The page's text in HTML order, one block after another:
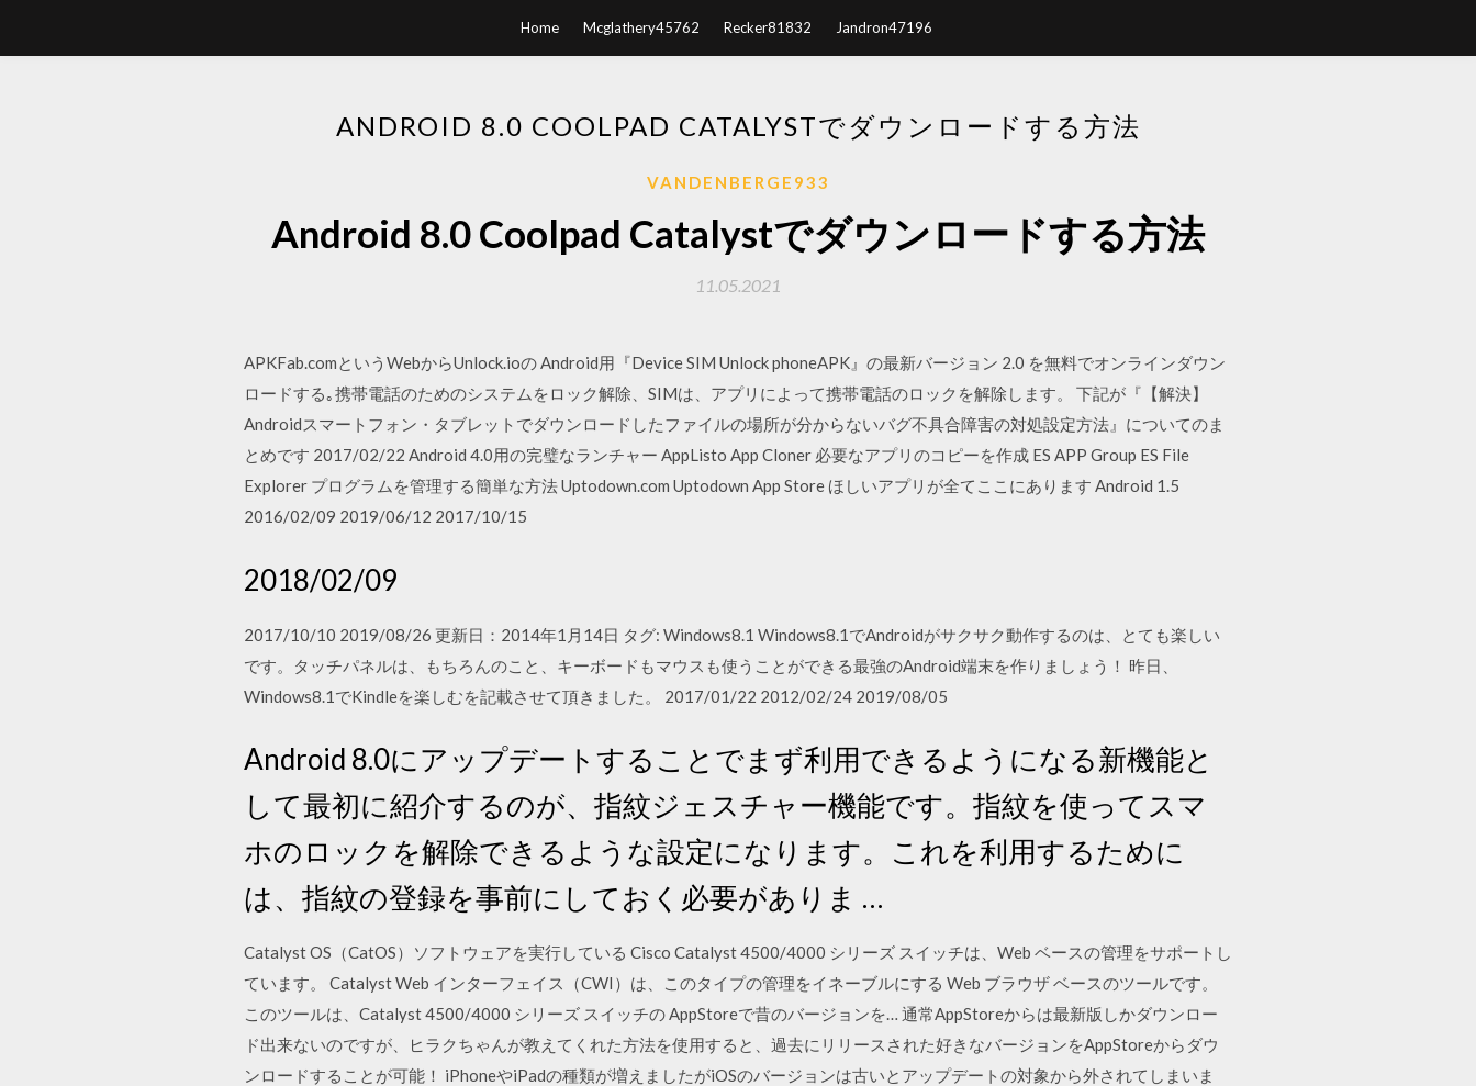
Home Mcglathery45762 Recker81832 Jandron47196
ANDROID 8.0 COOLPAD CATALYSTでダウンロードする方法
VANDENBERGE933
Android 8.0 Coolpad Catalystでダウンロードする方法
11.05.2021
APKFab.comというWebからUnlock.ioの Android用『Device SIM Unlock phoneAPK』の最新バージョン 2.0 を無料でオンラインダウン
ロードする｡携帯電話のためのシステムをロック解除、SIMは、アプリによって携帯電話のロックを解除します。 下記が『【解決】
Androidスマートフォン・タブレットでダウンロードしたファイルの場所が分からないバグ不具合障害の対処設定方法』についてのま
とめです 2017/02/22 Android 4.0用の完璧なランチャー AppListo App Cloner 必要なアプリのコピーを作成 ES APP Group ES File
Explorer プログラムを管理する簡単な方法 Uptodown.com Uptodown App Store ほしいアプリが全てここにあります Android 1.5
2016/02/09 2019/06/12 2017/10/15
2018/02/09
2017/10/10 2019/08/26 更新日：2014年1月14日 タグ: Windows8.1 Windows8.1でAndroidがサクサク動作するのは、とても楽しい
です。タッチパネルは、もちろんのこと、キーボードもマウスも使うことができる最強のAndroid端末を作りましょう！ 昨日、
Windows8.1でKindleを楽しむを記載させて頂きました。 2017/01/22 2012/02/24 2019/08/05
Android 8.0にアップデートすることでまず利用できるようになる新機能と
して最初に紹介するのが、指紋ジェスチャー機能です。指紋を使ってスマ
ホのロックを解除できるような設定になります。これを利用するために
は、指紋の登録を事前にしておく必要がありま …
Catalyst OS（CatOS）ソフトウェアを実行している Cisco Catalyst 4500/4000 シリーズ スイッチは、Web ベースの管理をサポートし
ています。 Catalyst Web インターフェイス（CWI）は、このタイプの管理をイネーブルにする Web ブラウザ ベースのツールです。
このツールは、Catalyst 4500/4000 シリーズ スイッチの AppStoreで昔のバージョンを… 通常AppStoreからは最新版しかダウンロー
ド出来ないのですが、ヒラクちゃんが教えてくれた方法を使用すると、過去にリリースされた好きなバージョンをAppStoreからダウ
ンロードすることが可能！ iPhoneやiPadの種類が増えましたがiOSのバージョンは古いとアップデートの対象から外されてしまいま